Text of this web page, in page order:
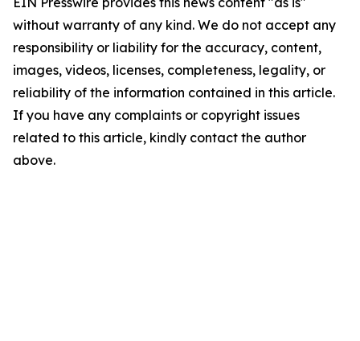
without warranty of any kind. We do not accept any
responsibility or liability for the accuracy, content,
images, videos, licenses, completeness, legality, or
reliability of the information contained in this article.
If you have any complaints or copyright issues
related to this article, kindly contact the author
above.